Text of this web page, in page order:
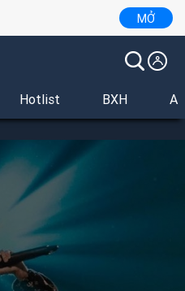
MỞ
Hotlist BXH